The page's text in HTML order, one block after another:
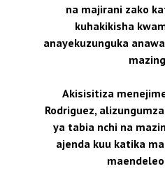
na majirani zako
kuhakikisha
anayekuzunguka
Akisisitiza
Rodriguez,
ya tabia nchi na
ajenda kuu katika
maendeleo